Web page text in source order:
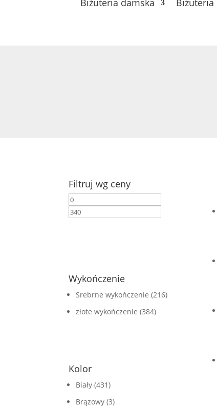
Filtruj wg ceny
Cena
min
Wykończenie
Srebrne wykończenie (216)
złote wykończenie (384)
Kolor
Biały (431)
Brązowy (3)